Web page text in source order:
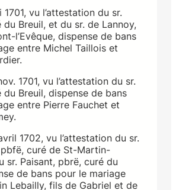
1701, vu l’attestation du sr.
du Breuil, et du sr. de Lannoy,
l’Evêque, dispense de bans
entre Michel Taillois et
1701, vu l’attestation du sr.
du Breuil, dispense de bans
entre Pierre Fauchet et
1702, vu l’attestation du sr.
curé de St-Martin-
sr. Paisant, pbrë, curé du
de bans pour le mariage
Lebailly, fils de Gabriel et de